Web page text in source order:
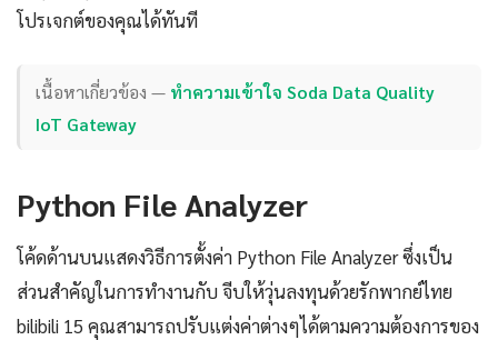
โปรเจกต์ของคุณได้ทันที
เนื้อหาเกี่ยวข้อง — ทำความเข้าใจ Soda Data Quality
IoT Gateway
Python File Analyzer
โค้ดด้านบนแสดงวิธีการตั้งค่า Python File Analyzer ซึ่งเป็น
ส่วนสำคัญในการทำงานกับ จีบให้วุ่นลงทุนด้วยรักพากย์ไทย
bilibili 15 คุณสามารถปรับแต่งค่าต่างๆได้ตามความต้องการของ